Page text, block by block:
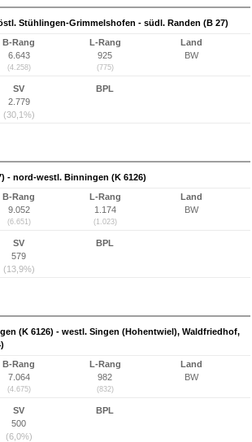
Stühlingen-Grimmelshofen - südl. Randen (B 27)
B-Rang
6.643
(4.258)
L-Rang
925
(775)
Land
BW
SV
2.779
(30,1%)
BPL
- nord-westl. Binningen (K 6126)
B-Rang
9.052
(6.651)
L-Rang
1.174
(1.023)
Land
BW
SV
579
(13,9%)
BPL
(K 6126) - westl. Singen (Hohentwiel), Waldfriedhof,
B-Rang
7.064
(4.675)
L-Rang
982
(832)
Land
BW
SV
500
(6,0%)
BPL